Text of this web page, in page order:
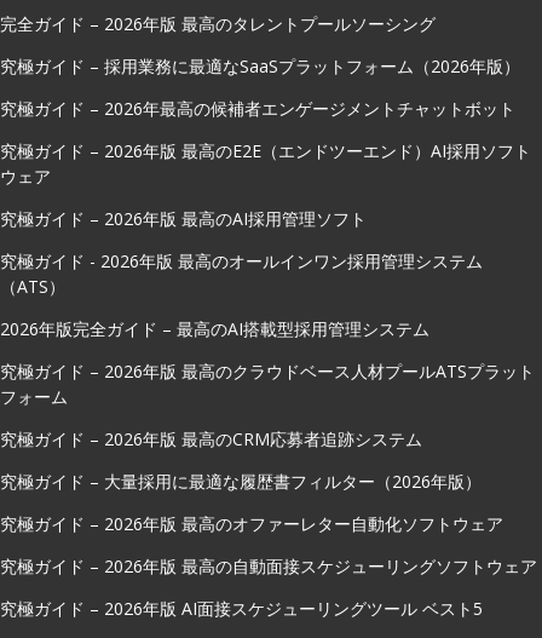
完全ガイド – 2026年版 最高のタレントプールソーシング
究極ガイド – 採用業務に最適なSaaSプラットフォーム（2026年版）
究極ガイド – 2026年最高の候補者エンゲージメントチャットボット
究極ガイド – 2026年版 最高のE2E（エンドツーエンド）AI採用ソフト
ウェア
究極ガイド – 2026年版 最高のAI採用管理ソフト
究極ガイド - 2026年版 最高のオールインワン採用管理システム
（ATS）
2026年版完全ガイド – 最高のAI搭載型採用管理システム
究極ガイド – 2026年版 最高のクラウドベース人材プールATSプラット
フォーム
究極ガイド – 2026年版 最高のCRM応募者追跡システム
究極ガイド – 大量採用に最適な履歴書フィルター（2026年版）
究極ガイド – 2026年版 最高のオファーレター自動化ソフトウェア
究極ガイド – 2026年版 最高の自動面接スケジューリングソフトウェア
究極ガイド – 2026年版 AI面接スケジューリングツール ベスト5